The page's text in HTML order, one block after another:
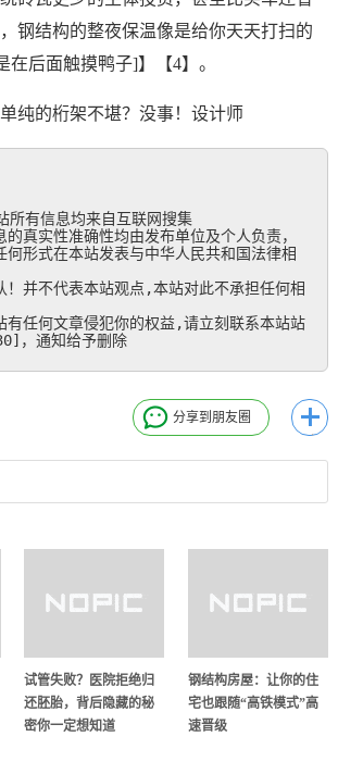
钢结构的整夜保温像是给你天天打扫的
后面触摸鸭子]】【4】。
纯的桁架不堪？没事！设计师
均来自互联网搜集
真实性准确性均由发布单位及个人负责，
形式在本站发表与中华人民共和国法律相
！并不代表本站观点,本站对此不承担任何相
有任何文章侵犯你的权益,请立刻联系本站站
，通知给予删除
分享到朋友圈
试管失败？医院拒绝归
还胚胎，背后隐藏的秘
密你一定想知道
钢结构房屋：让你的住
宅也跟随“高铁模式”高
速晋级